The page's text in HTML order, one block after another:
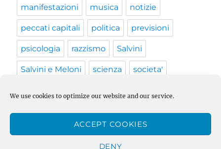
We use cookies to optimize our website and our service.
ACCEPT COOKIES
DENY
manifestazioni musica notizie
peccati capitali politica previsioni
psicologia razzismo Salvini
Salvini e Meloni scienza societa'
trans transfobia Trump UK vaccino